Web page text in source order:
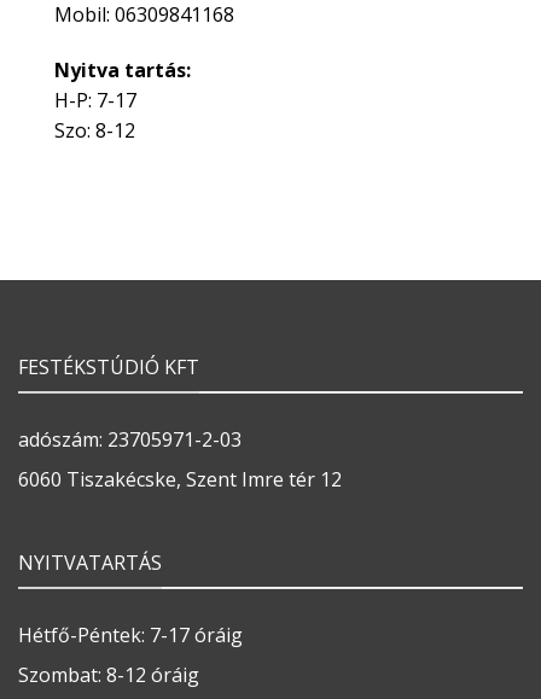
Mobil: 06309841168
Nyitva tartás:
H-P: 7-17
Szo: 8-12
FESTÉKSTÚDIÓ KFT
adószám: 23705971-2-03
6060 Tiszakécske, Szent Imre tér 12
NYITVATARTÁS
Hétfő-Péntek: 7-17 óráig
Szombat: 8-12 óráig